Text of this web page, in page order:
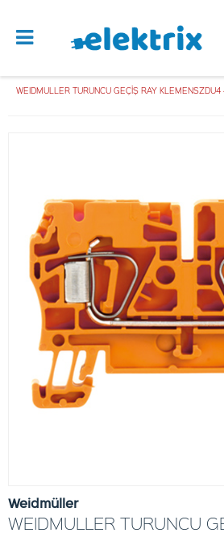
WEIDMULLER TURUNCU GEÇİŞ RAY
Weidmüller
WEIDMULLER TURUNCU